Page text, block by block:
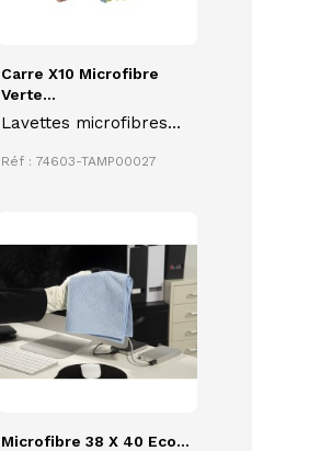
Carre X10 Microfibre
Verte...
Lavettes microfibres
Réf : 74603-TAMP00027
Microfibre 38 X 40 Eco...